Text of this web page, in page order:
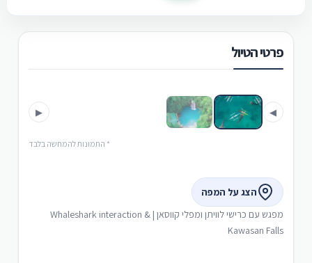
פרטי הטיול
◀
▶
* התמונות להמחשה בלבד
הצג על המפה
מפגש עם כרישי לוויתן ומפלי קווסאן | Whaleshark interaction &
Kawasan Falls